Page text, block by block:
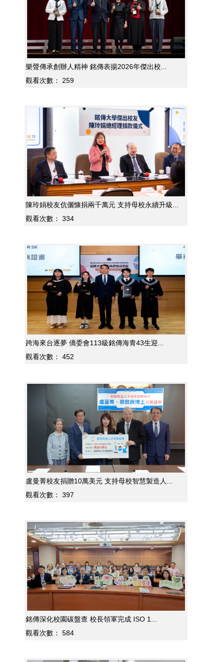
樂聲傳承創辦人精神 銘傳表揚2026年傑出校...
觀看次數：
259
陳玲娟校友伉儷慷捐兩千萬元 支持母校永續升級...
觀看次數：
334
跨海來台逐夢 僑委會113級銘傳海青43生迎...
觀看次數：
452
盧曼菁校友捐贈10萬美元 支持母校智慧製造人...
觀看次數：
397
銘傳深化校園碳盤查 校長領軍完成 ISO 1...
觀看次數：
584